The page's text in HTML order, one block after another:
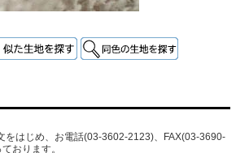
をはじめ、お電話(03-3602-2123)、FAX(03-3690-
おります。